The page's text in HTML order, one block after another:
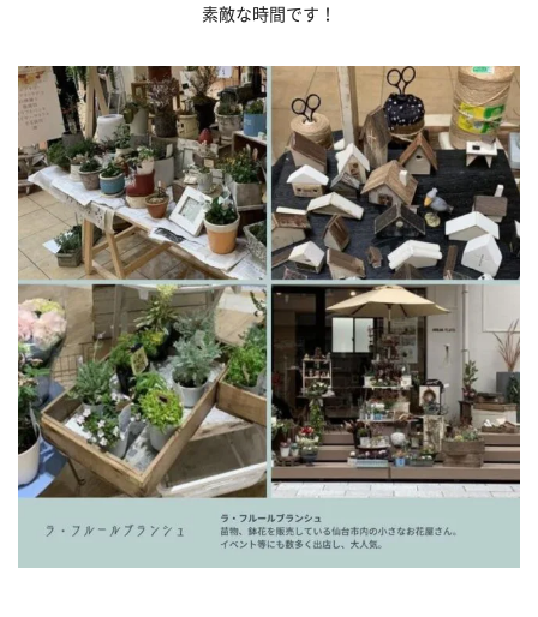
素敵な時間です！